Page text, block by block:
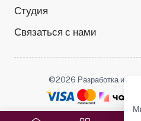
Студия
Связаться с нами
©2026 Разработка и
Мы в